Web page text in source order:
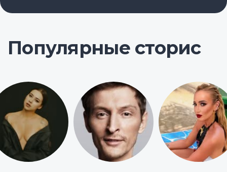
Популярные сторис